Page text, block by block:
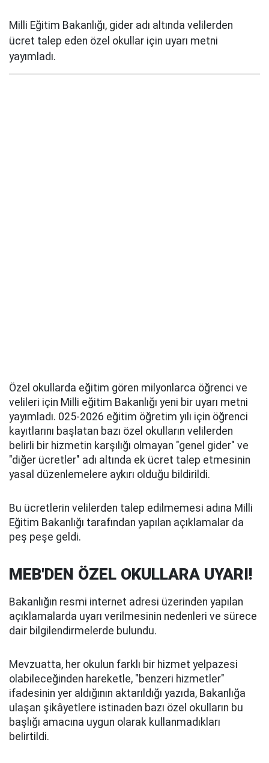
Milli Eğitim Bakanlığı, gider adı altında velilerden
ücret talep eden özel okullar için uyarı metni
yayımladı.
Özel okullarda eğitim gören milyonlarca öğrenci ve
velileri için Milli eğitim Bakanlığı yeni bir uyarı metni
yayımladı. 025-2026 eğitim öğretim yılı için öğrenci
kayıtlarını başlatan bazı özel okulların velilerden
belirli bir hizmetin karşılığı olmayan "genel gider" ve
"diğer ücretler" adı altında ek ücret talep etmesinin
yasal düzenlemelere aykırı olduğu bildirildi.
Bu ücretlerin velilerden talep edilmemesi adına Milli
Eğitim Bakanlığı tarafından yapılan açıklamalar da
peş peşe geldi.
MEB'DEN ÖZEL OKULLARA UYARI!
Bakanlığın resmi internet adresi üzerinden yapılan
açıklamalarda uyarı verilmesinin nedenleri ve sürece
dair bilgilendirmelerde bulundu.
Mevzuatta, her okulun farklı bir hizmet yelpazesi
olabileceğinden hareketle, "benzeri hizmetler"
ifadesinin yer aldığının aktarıldığı yazıda, Bakanlığa
ulaşan şikâyetlere istinaden bazı özel okulların bu
başlığı amacına uygun olarak kullanmadıkları
belirtildi.